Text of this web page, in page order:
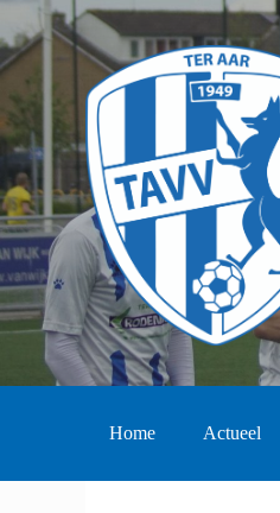
Home Actueel